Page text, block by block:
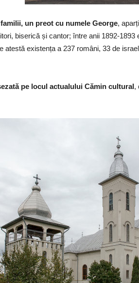
un preot cu numele George,
biserică și cantor; între anii 1892-
atestă existența a 237 români, 33 de
pe locul actualului Cămin cultural,